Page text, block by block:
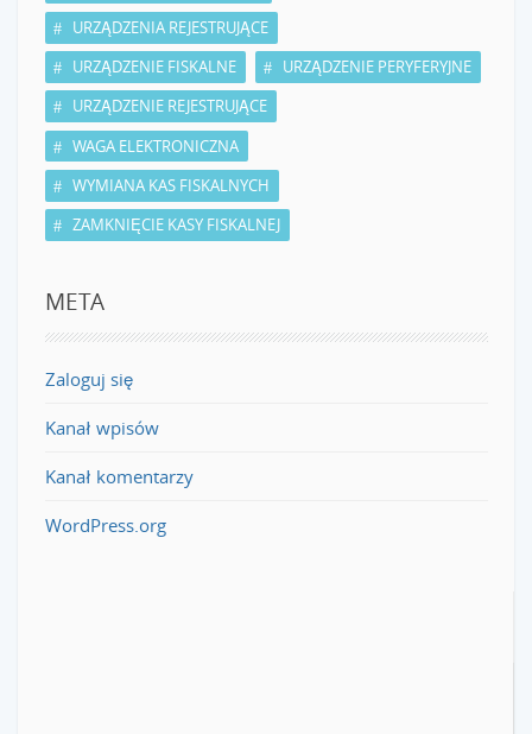
URZĄDZENIA REJESTRUJĄCE
URZĄDZENIE FISKALNE
URZĄDZENIE PERYFERYJNE
URZĄDZENIE REJESTRUJĄCE
WAGA ELEKTRONICZNA
WYMIANA KAS FISKALNYCH
ZAMKNIĘCIE KASY FISKALNEJ
META
Zaloguj się
Kanał wpisów
Kanał komentarzy
WordPress.org